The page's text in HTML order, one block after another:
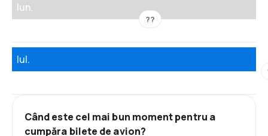
Iun.
??
Iul.
Când este cel mai bun moment pentru a
cumpăra bilete de avion?